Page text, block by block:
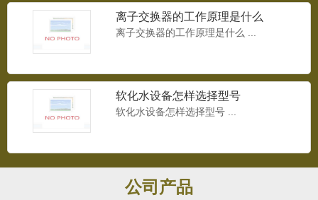
离子交换器的工作原理是什么
离子交换器的工作原理是什么 ...
软化水设备怎样选择型号
软化水设备怎样选择型号 ...
公司产品
变频供水设备
变频供水设备...
无负压供水设备